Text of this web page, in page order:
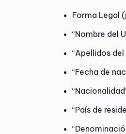
Forma Legal
“Nombre del
“Apellidos
“Fecha de
“País de